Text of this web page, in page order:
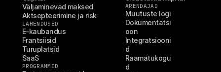
Väljaminevad maksed
Aktsepteerimine ja risk
LAHENDUSED
E-kaubandus
Frantsiisid
Turuplatsid
SaaS
PROGRAMMID
ARENDAJAD
Muutuste logi
Dokumentatsi
oon
Integratsiooni
d
Raamatukogu
d